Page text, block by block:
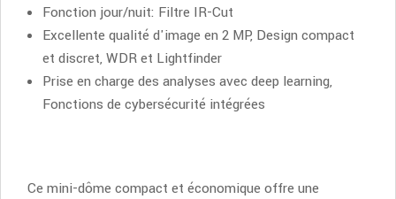
Fonction jour/nuit: Filtre IR-Cut
Excellente qualité d'image en 2 MP, Design compact
et discret, WDR et Lightfinder
Prise en charge des analyses avec deep learning,
Fonctions de cybersécurité intégrées
Ce mini-dôme compact et économique offre une